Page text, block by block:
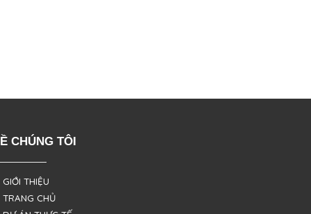
CHÚNG TÔI
THIỆU
CHỦ